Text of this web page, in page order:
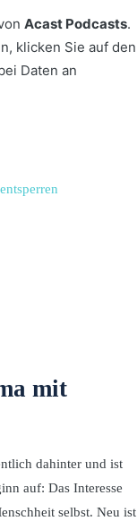
Acast Podcasts.
klicken Sie auf den
Daten an
mit
dahinter und ist
auf: Das Interesse
selbst. Neu ist